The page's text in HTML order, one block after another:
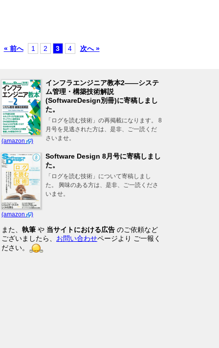
« 前へ 1 2 3 4 次へ »
(amazon )
インフラエンジニア教本2――システ
ム管理・構築技術解説
(SoftwareDesign別冊)に寄稿しまし
た。
「ログを読む技術」の再掲載になります。 8
月号を見逃された方は、是非、ご一読くだ
さいませ。
(amazon )
Software Design 8月号に寄稿しまし
た。
「ログを読む技術」について寄稿しまし
た。 興味のある方は、是非、ご一読くださ
いませ。
また、 執筆 や 当サイトにおける広告 のご依頼など
ございましたら、 お問い合わせページより ご一報く
ださい。